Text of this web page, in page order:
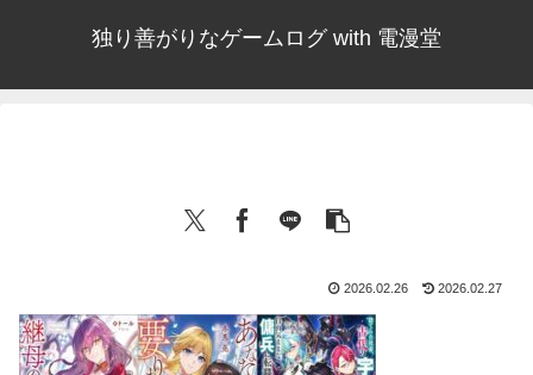
独り善がりなゲームログ with 電漫堂
2026.02.26 2026.02.27